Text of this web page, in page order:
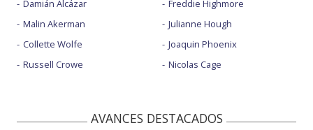
Damián Alcázar
Malin Akerman
Collette Wolfe
Russell Crowe
Freddie Highmore
Julianne Hough
Joaquin Phoenix
Nicolas Cage
AVANCES DESTACADOS